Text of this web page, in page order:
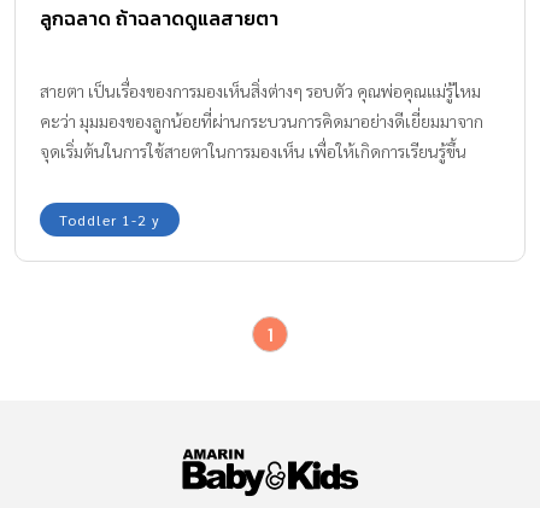
ลูกฉลาด ถ้าฉลาดดูแลสายตา
สายตา เป็นเรื่องของการมองเห็นสิ่งต่างๆ รอบตัว คุณพ่อคุณแม่รู้ไหม
คะว่า มุมมองของลูกน้อยที่ผ่านกระบวนการคิดมาอย่างดีเยี่ยมมาจาก
จุดเริ่มต้นในการใช้สายตาในการมองเห็น เพื่อให้เกิดการเรียนรู้ขึ้น
กันค่ะToddler 1-2 y
1